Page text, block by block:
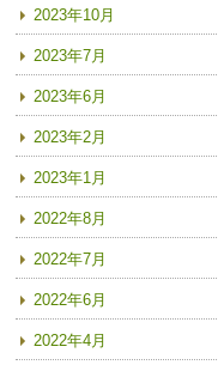
2023年10月
2023年7月
2023年6月
2023年2月
2023年1月
2022年8月
2022年7月
2022年6月
2022年4月